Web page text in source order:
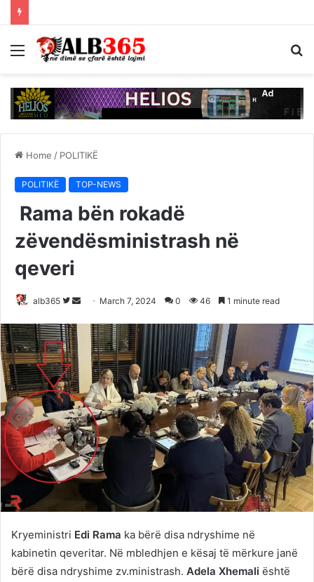
Menu
Home / POLITIKË
POLITIKË TOP-NEWS
Rama bën rokadë
zëvendësministrash në
qeveri
alb365
Follow
Twitter
Send
email
March 7, 2024 0 46 1 minute read
Kryeministri Edi Rama ka bërë disa ndryshime në
kabinetin qeveritar. Në mbledhjen e kësaj të mërkure janë
bërë disa ndryshime zv.ministrash. Adela Xhemali është